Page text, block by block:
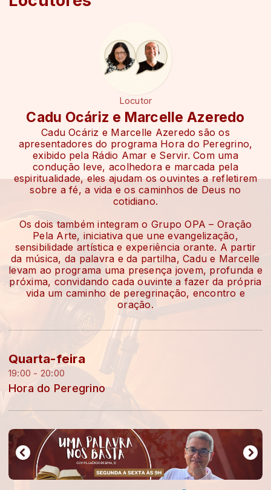
Locutor
Cadu Ocáriz e Marcelle Azeredo
Cadu Ocáriz e Marcelle Azeredo são os
apresentadores do programa Hora do Peregrino,
exibido pela Rádio Amar e Servir. Com uma
condução leve, acolhedora e marcada pela
espiritualidade, eles ajudam os ouvintes a refletirem
sobre a fé, a vida e os caminhos de Deus no
cotidiano.
Os dois também integram o Grupo OPA – Oração
Pela Arte, iniciativa que une evangelização,
sensibilidade artística e experiência orante. A partir
da música, da palavra e da partilha, Cadu e Marcelle
levam ao programa uma presença jovem, profunda e
próxima, convidando cada ouvinte a fazer da própria
vida um caminho de peregrinação, encontro e
oração.
Quarta-feira
19:00 - 20:00
Hora do Peregrino